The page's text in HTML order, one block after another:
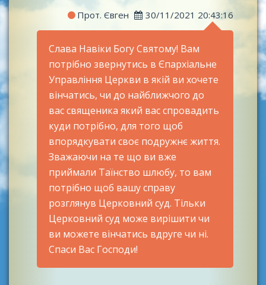
Прот. Євген 30/11/2021 20:43:16
Слава Навіки Богу Святому! Вам
потрібно звернутись в Єпархіальне
Управління Церкви в якій ви хочете
вінчатись, чи до найближчого до
вас священика який вас спровадить
куди потрібно, для того щоб
впорядкувати своє подружнє життя.
Зважаючи на те що ви вже
приймали Таїнство шлюбу, то вам
потрібно щоб вашу справу
розглянув Церковний суд. Тільки
Церковний суд може вирішити чи
ви можете вінчатись вдруге чи ні.
Спаси Вас Господи!